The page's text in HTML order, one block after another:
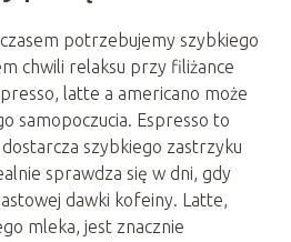
potrzebujemy szybkiego
chwili relaksu przy filiżance
latte a americano może
samopoczucia. Espresso to
szybkiego zastrzyku
sprawdza się w dni, gdy
dawki kofeiny. Latte,
mleka, jest znacznie